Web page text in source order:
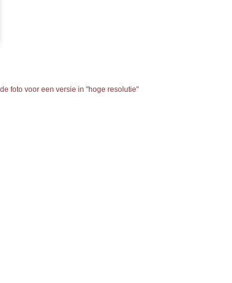
foto voor een versie in "hoge resolutie"